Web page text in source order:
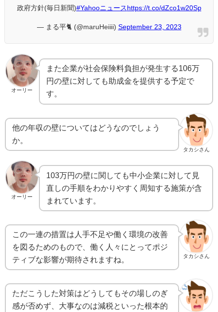
政府方針(毎日新聞)#Yahooニュース https://t.co/dZco1w20Sp
— まる平🐈 (@maruHeiiii) September 23, 2023
オーリー
また企業が社会保険料負担が発生する106万
円の壁に対しても助成金を提供する予定で
す。
タカシさん
他の年収の壁についてはどうなのでしょう
か。
オーリー
103万円の壁に関しても中小企業に対して見
直しの手順をわかりやすく周知する施策が含
まれています。
タカシさん
この一連の措置は人手不足や働く環境の改善
を図るためのもので、働く人々にとってポジ
ティブな影響が期待されますね。
ただこうした対策はどうしてもその場しのぎ
感が否めず、大事なのは減税といった根本的